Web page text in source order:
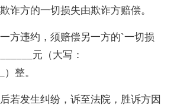
诈方的一切损失由欺诈方赔偿。
违约，须赔偿另一方的`一切损
元（大写：
）整。
发生纠纷，诉至法院，胜诉方因